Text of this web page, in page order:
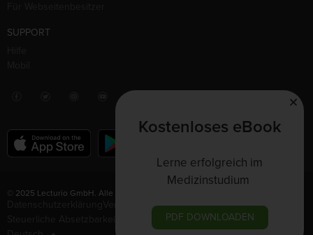
SUPPORT
© 2025 Lecturio GmbH. Alle Rechte vorbehalten.
Vertrag widerrufenNutzungsbedingungen
Kostenloses eBook
Lerne erfolgreich im
Medizinstudium
PDF DOWNLOADEN